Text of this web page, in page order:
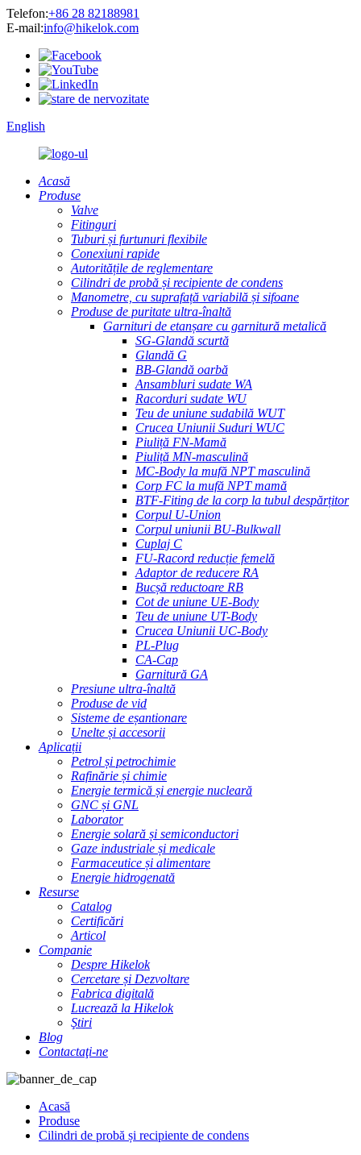
Telefon:+86 28 82188981
E-mail:info@hikelok.com
English
Acasă
Produse
Valve
Fitinguri
Tuburi și furtunuri flexibile
Conexiuni rapide
Autoritățile de reglementare
Cilindri de probă și recipiente de condens
Manometre, cu suprafață variabilă și sifoane
Produse de puritate ultra-înaltă
Garnituri de etanșare cu garnitură metalică
SG-Glandă scurtă
Glandă G
BB-Glandă oarbă
Ansambluri sudate WA
Racorduri sudate WU
Teu de uniune sudabilă WUT
Crucea Uniunii Suduri WUC
Piuliță FN-Mamă
Piuliță MN-masculină
MC-Body la mufă NPT masculină
Corp FC la mufă NPT mamă
BTF-Fiting de la corp la tubul despărțitor
Corpul U-Union
Corpul uniunii BU-Bulkwall
Cuplaj C
FU-Racord reducție femelă
Adaptor de reducere RA
Bucșă reductoare RB
Cot de uniune UE-Body
Teu de uniune UT-Body
Crucea Uniunii UC-Body
PL-Plug
CA-Cap
Garnitură GA
Presiune ultra-înaltă
Produse de vid
Sisteme de eșantionare
Unelte și accesorii
Aplicații
Petrol și petrochimie
Rafinărie și chimie
Energie termică și energie nucleară
GNC și GNL
Laborator
Energie solară și semiconductori
Gaze industriale și medicale
Farmaceutice și alimentare
Energie hidrogenată
Resurse
Catalog
Certificări
Articol
Companie
Despre Hikelok
Cercetare și Dezvoltare
Fabrica digitală
Lucrează la Hikelok
Ştiri
Blog
Contactaţi-ne
Acasă
Produse
Cilindri de probă și recipiente de condens